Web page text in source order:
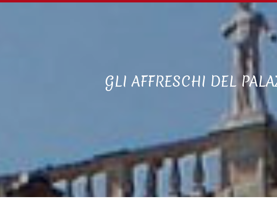
GLI AFFRESCHI DEL